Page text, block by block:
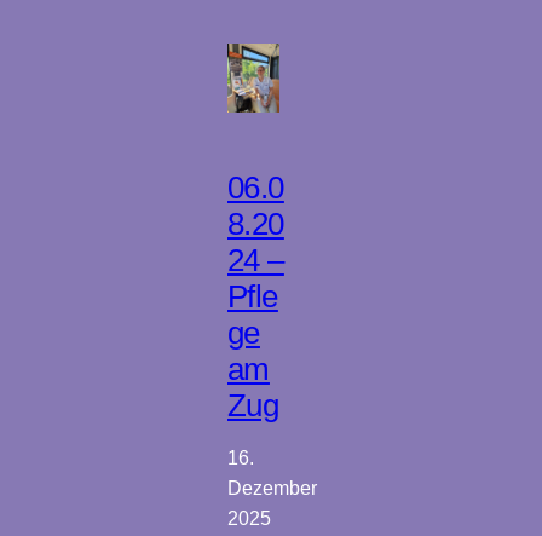
06.0
8.20
24 –
Pfle
ge
am
Zug
16.
Dezember
2025